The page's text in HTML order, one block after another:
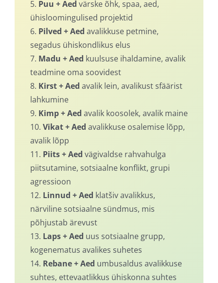
5. Puu + Aed värske õhk, spaa, aed,
ühisloomingulised projektid
6. Pilved + Aed avalikkuse petmine,
segadus ühiskondlikus elus
7. Madu + Aed kuulsuse ihaldamine, avalik
teadmine oma soovidest
8. Kirst + Aed avalik lein, avalikust sfäärist
lahkumine
9. Kimp + Aed avalik koosolek, avalik maine
10. Vikat + Aed avalikkuse osalemise lõpp,
avalik lõpp
11. Piits + Aed vägivaldse rahvahulga
piitsutamine, sotsiaalne konflikt, grupi
agressioon
12. Linnud + Aed klatšiv avalikkus,
närviline sotsiaalne sündmus, mis
põhjustab ärevust
13. Laps + Aed uus sotsiaalne grupp,
kogenematus avalikes suhetes
14. Rebane + Aed umbusaldus avalikkuse
suhtes, ettevaatlikkus ühiskonna suhtes